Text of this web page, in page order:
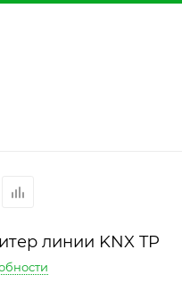
линии KNX TP